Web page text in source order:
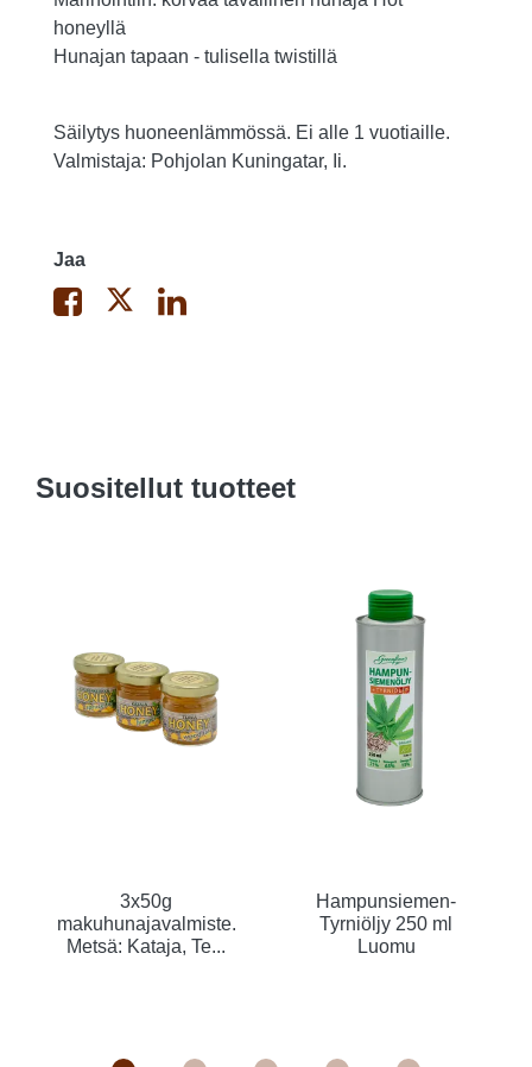
honeyllä
Hunajan tapaan - tulisella twistillä
Säilytys huoneenlämmössä. Ei alle 1 vuotiaille.
Valmistaja: Pohjolan Kuningatar, Ii.
Jaa
Suositellut tuotteet
3x50g
makuhunajavalmiste.
Metsä: Kataja, Te...
Hampunsiemen-
Tyrniöljy 250 ml
Luomu